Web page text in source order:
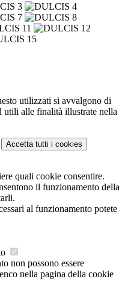
utilizzati si avvalgono di
utili alle finalità illustrate nella
Accetta tutti i cookies
quali cookie consentire.
il funzionamento della
al funzionamento potete
non possono essere
nella pagina della cookie